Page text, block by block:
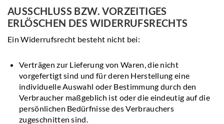
AUSSCHLUSS BZW. VORZEITIGES
ERLÖSCHEN DES WIDERRUFSRECHTS
Ein Widerrufsrecht besteht nicht bei:
Verträgen zur Lieferung von Waren, die nicht
vorgefertigt sind und für deren Herstellung eine
individuelle Auswahl oder Bestimmung durch den
Verbraucher maßgeblich ist oder die eindeutig auf die
persönlichen Bedürfnisse des Verbrauchers
zugeschnitten sind.